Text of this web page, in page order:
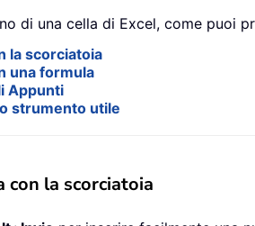
di una cella di Excel, come
la scorciatoia
una formula
Appunti
strumento utile
con la scorciatoia